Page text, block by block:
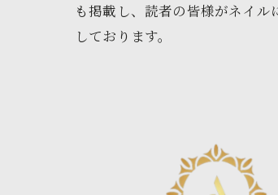
も掲載し、読者の皆様がネイ
しております。